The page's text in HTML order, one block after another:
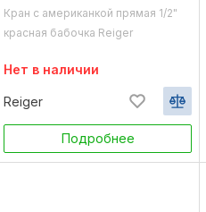
Кран с американкой прямая 1/2"
красная бабочка Reiger
Нет в наличии
Reiger
Подробнее